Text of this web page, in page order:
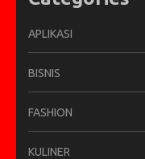
APLIKASI
BISNIS
FASHION
KULINER